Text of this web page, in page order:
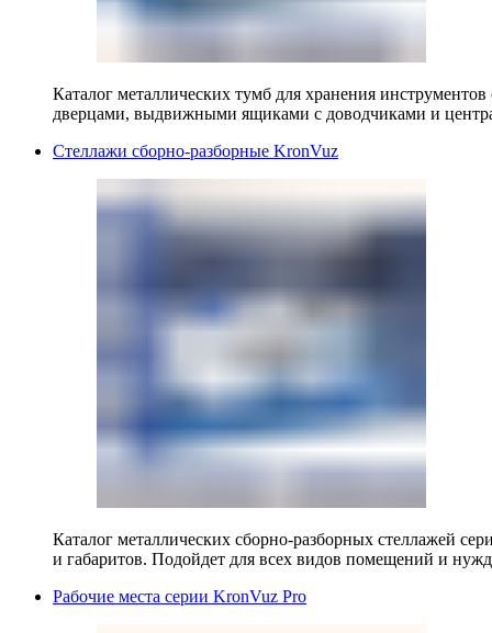
Каталог металлических тумб для хранения
дверцами, выдвижными ящиками с доводчиками и
Стеллажи сборно-разборные KronVuz
Каталог металлических сборно-разборных стеллажей
и габаритов. Подойдет для всех видов помещений и
Рабочие места серии KronVuz Pro